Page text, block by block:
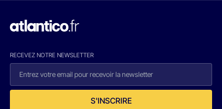
RECEVEZ NOTRE NEWSLETTER
S'INSCRIRE